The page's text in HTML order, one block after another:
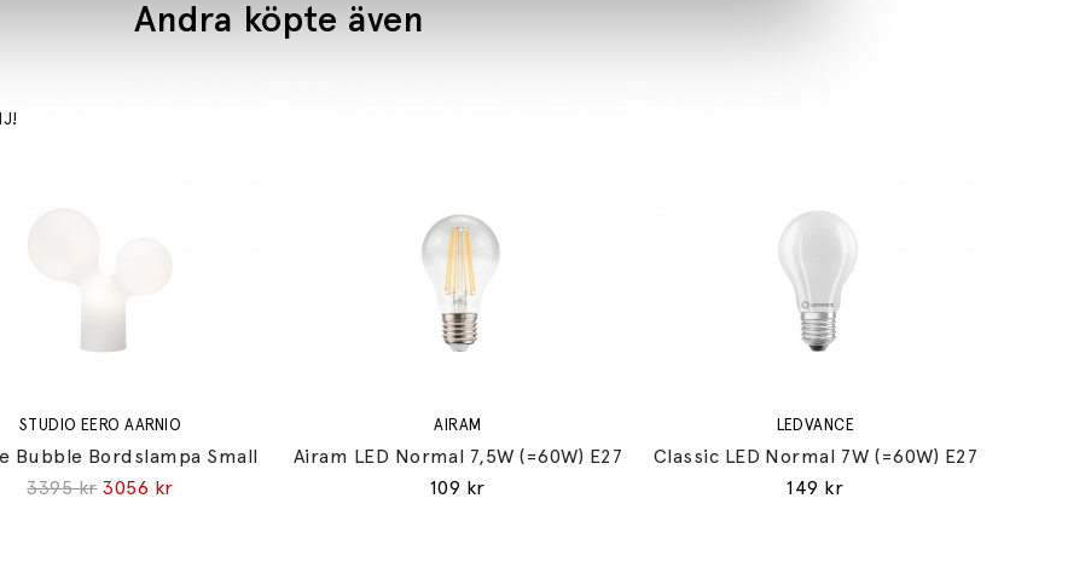
Andra köpte även
STUDIO EERO AARNIO
Bubble Bordslampa Small
3395 kr 3056 kr
AIRAM
Airam LED Normal 7,5W (=60W) E27
109 kr
LEDVANCE
Classic LED Normal 7W (=60W) E27
149 kr